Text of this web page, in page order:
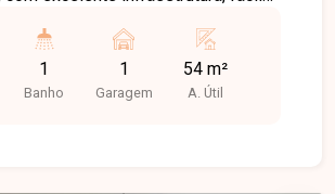
com supermercados, escolas,
comércios, proporcionando
de vida. Apartamento
1
Banho
1
Garagem
54 m²
A. Útil